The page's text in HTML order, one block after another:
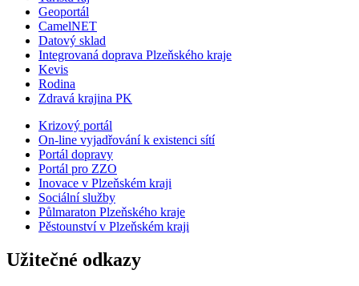
Geoportál
CamelNET
Datový sklad
Integrovaná doprava Plzeňského kraje
Kevis
Rodina
Zdravá krajina PK
Krizový portál
On-line vyjadřování k existenci sítí
Portál dopravy
Portál pro ZZO
Inovace v Plzeňském kraji
Sociální služby
Půlmaraton Plzeňského kraje
Pěstounství v Plzeňském kraji
Užitečné odkazy